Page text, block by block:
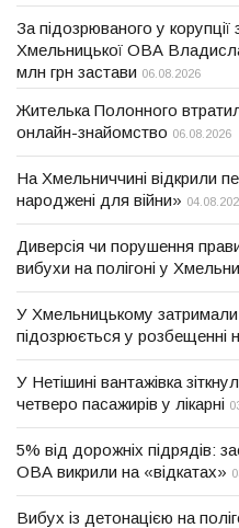
За підозрюваного у корупції
Хмельницької ОВА
млн грн застави 06.08.2026
Жителька Полонного
онлайн-знайомство 06.08.2026
На Хмельниччині відкрили
народжені для війни»
Диверсія чи порушення
вибухи на полігоні у
У Хмельницькому
підозрюється у розбещенні
У Нетішині вантажівка
четверо пасажирів у лікарні
5% від дорожніх підрядів:
ОВА викрили на «відкатах»
Вибух із детонацією на